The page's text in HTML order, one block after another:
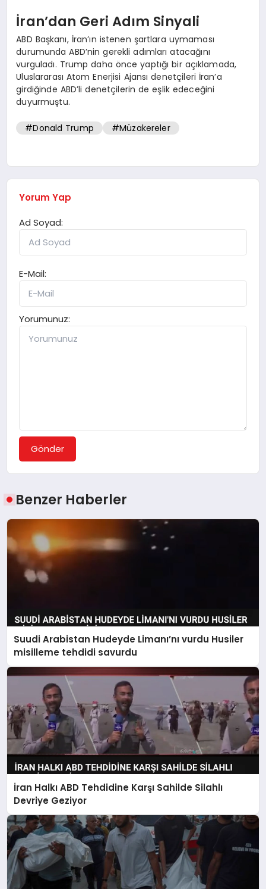
İran’dan Geri Adım Sinyali
ABD Başkanı, İran’ın istenen şartlara uymaması
durumunda ABD’nin gerekli adımları atacağını
vurguladı. Trump daha önce yaptığı bir açıklamada,
Uluslararası Atom Enerjisi Ajansı denetçileri İran’a
girdiğinde ABD’li denetçilerin de eşlik edeceğini
duyurmuştu.
#Donald Trump #Müzakereler
Yorum Yap
Ad Soyad:
E-Mail:
Yorumunuz:
Gönder
Benzer Haberler
Suudi Arabistan Hudeyde Limanı’nı vurdu Husiler
misilleme tehdidi savurdu
İran Halkı ABD Tehdidine Karşı Sahilde Silahlı
Devriye Geziyor